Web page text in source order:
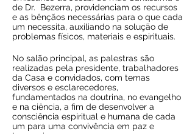
de Dr. Bezerra, providenciam os recursos
e as bênçãos necessárias para o que cada
um necessita, auxiliando na solução de
problemas físicos, materiais e espirituais.
No salão principal, as palestras são
realizadas pela presidente, trabalhadores
da Casa e convidados, com temas
diversos e esclarecedores,
fundamentados na doutrina, no evangelho
e na ciência, a fim de desenvolver a
consciência espiritual e humana de cada
um para uma convivência em paz e